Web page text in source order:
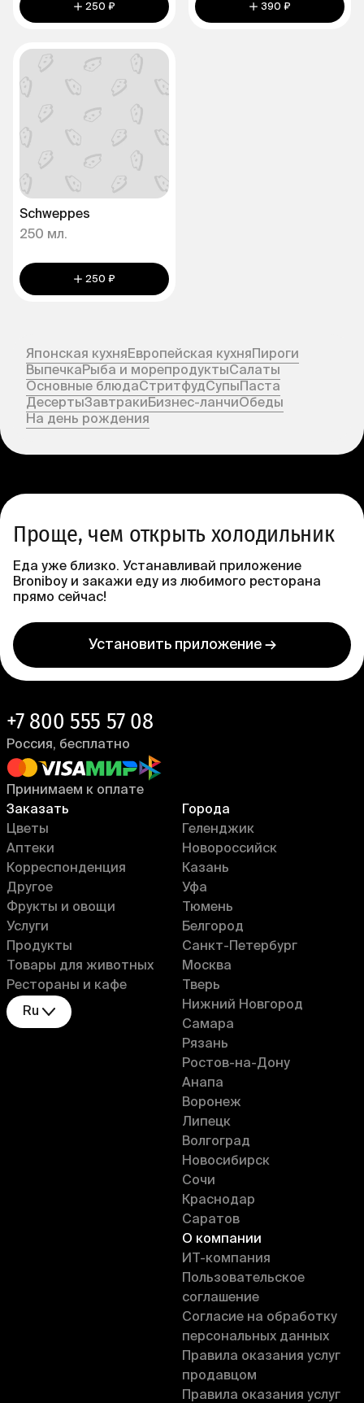
250 ₽ 390 ₽
Schweppes
250 мл.
250 ₽
Японская кухняЕвропейская кухня Пироги
ВыпечкаРыба и морепродуктыСалаты
Основные блюдаСтритфудСупы Паста
ДесертыЗавтракиБизнес-ланчиОбеды
На день рождения
Проще, чем открыть холодильник
Еда уже близко. Устанавливай приложение
Broniboy и закажи еду из любимого ресторана
прямо сейчас!
Установить приложение →
Заказать
Цветы
Аптеки
Корреспонденция
Другое
Фрукты и овощи
Услуги
Продукты
Товары для животных
Рестораны и кафе
Ru
Города
Геленджик
Новороссийск
Казань
Уфа
Тюмень
Белгород
Санкт-Петербург
Москва
Тверь
Нижний Новгород
Самара
Рязань
Ростов-на-Дону
Анапа
Воронеж
Липецк
Волгоград
Новосибирск
Сочи
Краснодар
Саратов
О компании
ИT-компания
Пользовательское
соглашение
Согласие на обработку
персональных данных
Правила оказания услуг
продавцом
Правила оказания услуг
+7 800 555 57 08
Россия, бесплатно
Принимаем к оплате